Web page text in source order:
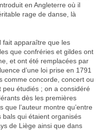
en Angleterre où il
rage de danse, là
fait apparaître que les
que confréries et gildes ont
et ont été remplacées par
d’une loi prise en 1791
comme concorde, concert ou
peu étudiés ; on a considéré
dès les premières
l’auteur montre qu’entre
qui étaient organisés
de Liège ainsi que dans